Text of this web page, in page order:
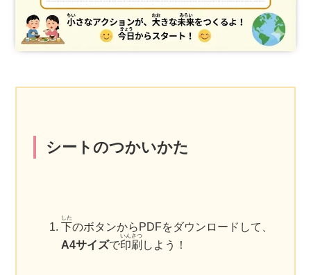
シートのつかいかた
下
した
のボタンからPDFをダウンロードして、
A4サイズで印刷
いんさつ
しよう！